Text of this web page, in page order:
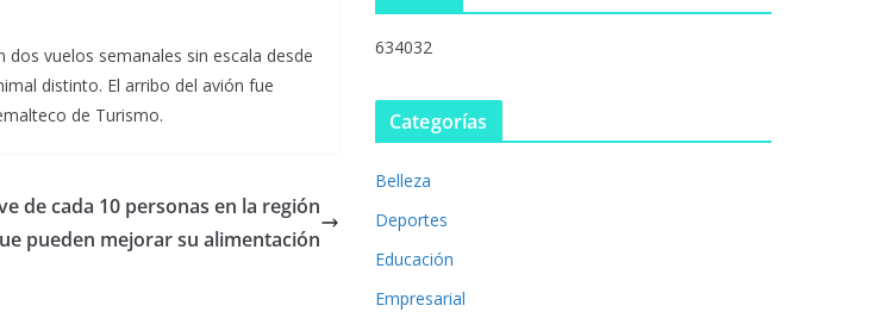
vuelos semanales sin escala desde
distinto. El arribo del avión fue
de Turismo.
de cada 10 personas en la región
pueden mejorar su alimentación
634032
Categorías
Belleza
Deportes
Educación
Empresarial